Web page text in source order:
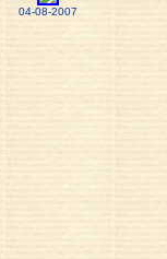
04-08-2007